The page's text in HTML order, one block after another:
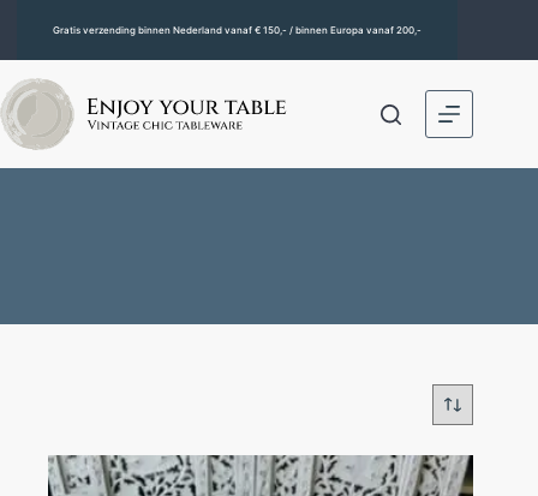
Gratis verzending binnen Nederland vanaf € 150,- / binnen Europa vanaf 200,-